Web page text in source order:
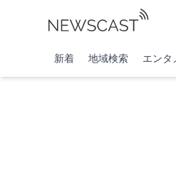
新着 地域検索 エンタ